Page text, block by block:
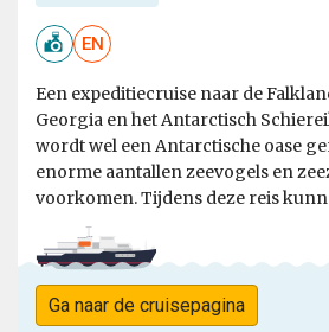
EN
Een expeditiecruise naar de
Georgia en het Antarctisch
wordt wel een Antarctische oase
enorme aantallen zeevogels en
voorkomen. Tijdens deze reis
Ga naar de cruisepagina